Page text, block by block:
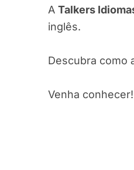
A Talkers
inglês.
Descubra como
Venha conhecer!